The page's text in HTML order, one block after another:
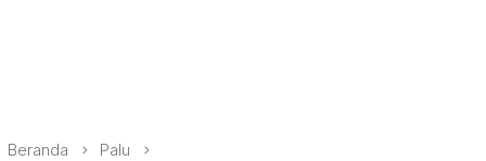
Beranda Palu